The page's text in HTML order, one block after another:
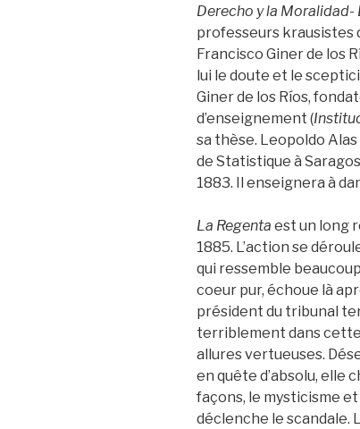
Derecho y la
professeurs krausistes
Francisco Giner de los
lui le doute et le
Giner de los Ríos,
d’enseignement (
sa thèse. Leopoldo
de Statistique à
1883. Il enseignera à
La Regenta est un long
1885. L’action se
qui ressemble
coeur pur, échoue là
président du tribunal
terriblement dans
allures vertueuses.
en quête d’absolu, elle
façons, le mysticisme
déclenche le scandale.